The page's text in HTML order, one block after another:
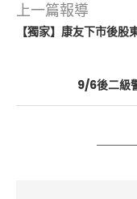
上一篇報導
【獨家】康友下市後
9/6後二級